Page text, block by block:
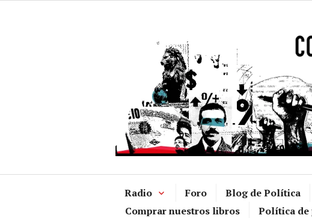
Radio Foro Blog de Política
Comprar nuestros libros
Política de